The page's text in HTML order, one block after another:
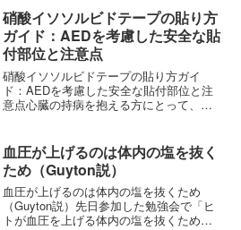
硝酸イソソルビドテープの貼り方
ガイド：AEDを考慮した安全な貼
付部位と注意点
硝酸イソソルビドテープの貼り方ガイ
ド：AEDを考慮した安全な貼付部位と注
意点心臓の持病を抱える方にとって、
プ）は、日常生活を守るための大切なパ
ートナーです。しかし、この...
血圧が上げるのは体内の塩を抜く
ため（Guyton説）
血圧が上げるのは体内の塩を抜くため
（Guyton説）先日参加した勉強会で「ヒ
トが血圧を上げる体内の塩を抜くためで